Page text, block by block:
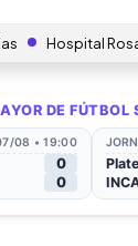
Hospital